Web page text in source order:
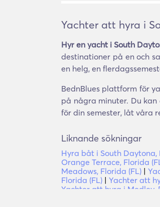
Yachter att hyra i
Hyr en yacht i South
destinationer på en och
en helg, en
BednBlues plattform för
på några minuter. Du
för din semester, låt våra
Liknande sökningar
Hyra båt i South Daytona,
Orange Terrace, Florida
Meadows, Florida (FL) |
Florida (FL) | Yachter att
Yachter att hyra i Medley,